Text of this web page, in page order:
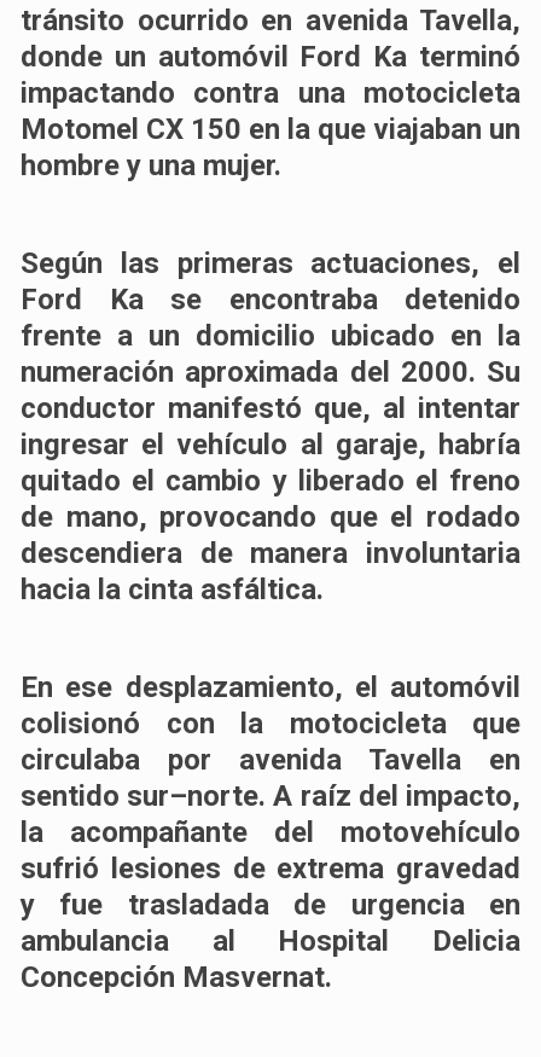
tránsito ocurrido en avenida Tavella,
donde un automóvil Ford Ka terminó
impactando contra una motocicleta
Motomel CX 150 en la que viajaban un
hombre y una mujer.
Según las primeras actuaciones, el
Ford Ka se encontraba detenido
frente a un domicilio ubicado en la
numeración aproximada del 2000. Su
conductor manifestó que, al intentar
ingresar el vehículo al garaje, habría
quitado el cambio y liberado el freno
de mano, provocando que el rodado
descendiera de manera involuntaria
hacia la cinta asfáltica.
En ese desplazamiento, el automóvil
colisionó con la motocicleta que
circulaba por avenida Tavella en
sentido sur–norte. A raíz del impacto,
la acompañante del motovehículo
sufrió lesiones de extrema gravedad
y fue trasladada de urgencia en
ambulancia al Hospital Delicia
Concepción Masvernat.